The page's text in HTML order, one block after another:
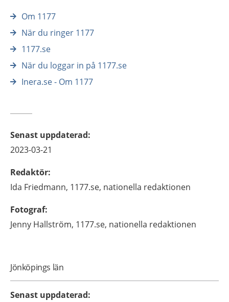
Om 1177
När du ringer 1177
1177.se
När du loggar in på 1177.se
Inera.se - Om 1177
Senast uppdaterad:
2023-03-21
Redaktör:
Ida Friedmann, 1177.se, nationella redaktionen
Fotograf:
Jenny Hallström, 1177.se, nationella redaktionen
Jönköpings län
Senast uppdaterad: